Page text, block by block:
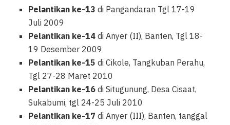
Pelantikan ke-13 di Pangandaran Tgl 17-19
Juli 2009
Pelantikan ke-14 di Anyer (II), Banten, Tgl 18-
19 Desember 2009
Pelantikan ke-15 di Cikole, Tangkuban Perahu,
Tgl 27-28 Maret 2010
Pelantikan ke-16 di Situgunung, Desa Cisaat,
Sukabumi, tgl 24-25 Juli 2010
Pelantikan ke-17 di Anyer (III), Banten, tanggal